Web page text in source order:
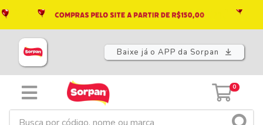
Baixe já o APP da Sorpan
0